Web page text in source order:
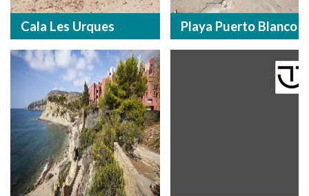
Cala Les Urques Playa Puerto Blanco